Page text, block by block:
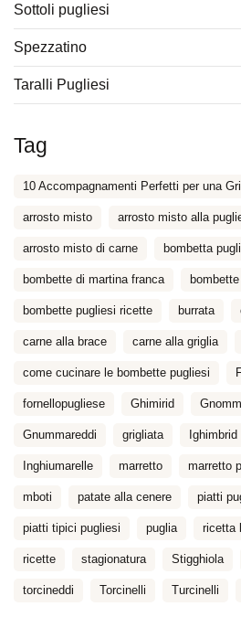
Sottoli pugliesi
Spezzatino
Taralli Pugliesi
Tag
10 Accompagnamenti Perfetti per una
arrosto misto arrosto misto alla
arrosto misto di carne bombetta
bombette di martina franca
bombette pugliesi ricette burrata
carne alla brace carne alla griglia
come cucinare le bombette pugliesi
fornellopugliese Ghimirid
Gnummareddi grigliata Ighimbrid
Inghiumarelle marretto marretto
mboti patate alla cenere piatti
piatti tipici pugliesi puglia ricetta
ricette stagionatura Stigghiola
torcineddi Torcinelli Turcinelli